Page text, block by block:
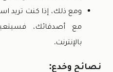
ومع ذلك، إذا كنت تريد
مع أصدقائك،
بالإنترنت.
نصائح وخدع: